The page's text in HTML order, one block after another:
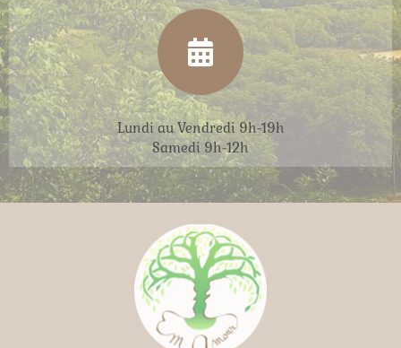
Lundi au Vendredi 9h-19h
Samedi 9h-12h